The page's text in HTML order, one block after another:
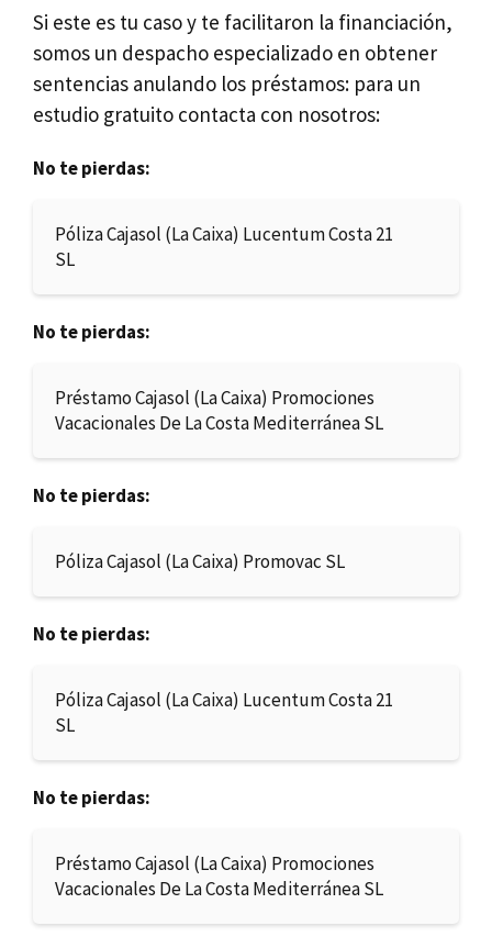
Si este es tu caso y te facilitaron la financiación,
somos un despacho especializado en obtener
sentencias anulando los préstamos: para un
estudio gratuito contacta con nosotros:
No te pierdas:
Póliza Cajasol (La Caixa) Lucentum Costa 21
SL
No te pierdas:
Préstamo Cajasol (La Caixa) Promociones
Vacacionales De La Costa Mediterránea SL
No te pierdas:
Póliza Cajasol (La Caixa) Promovac SL
No te pierdas:
Póliza Cajasol (La Caixa) Lucentum Costa 21
SL
No te pierdas:
Préstamo Cajasol (La Caixa) Promociones
Vacacionales De La Costa Mediterránea SL